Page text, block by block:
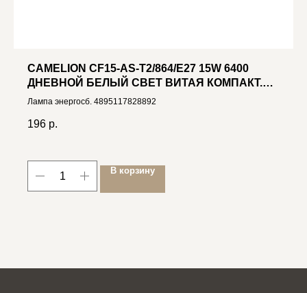
CAMELION CF15-AS-T2/864/E27 15W 6400
ДНЕВНОЙ БЕЛЫЙ СВЕТ ВИТАЯ КОМПАКТ.
ЛЮМ. Ø45*99
Лампа энергосб. 4895117828892
196 р.
В корзину